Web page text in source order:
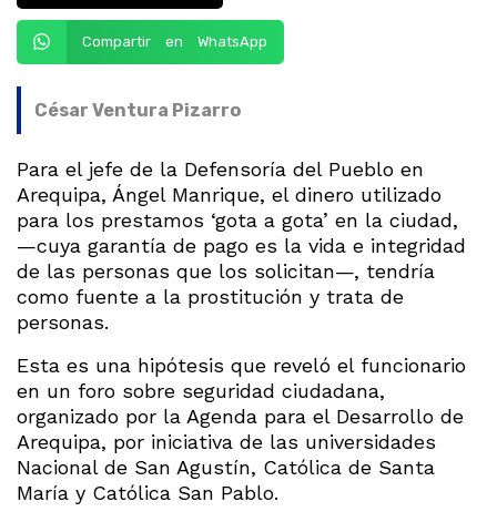
Compartir en WhatsApp
César Ventura Pizarro
Para el jefe de la Defensoría del Pueblo en
Arequipa, Ángel Manrique, el dinero utilizado
para los prestamos ‘gota a gota’ en la ciudad,
—cuya garantía de pago es la vida e integridad
de las personas que los solicitan—, tendría
como fuente a la prostitución y trata de
personas.
Esta es una hipótesis que reveló el funcionario
en un foro sobre seguridad ciudadana,
organizado por la Agenda para el Desarrollo de
Arequipa, por iniciativa de las universidades
Nacional de San Agustín, Católica de Santa
María y Católica San Pablo.